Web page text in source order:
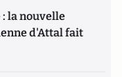
: la nouvelle
d'Attal fait